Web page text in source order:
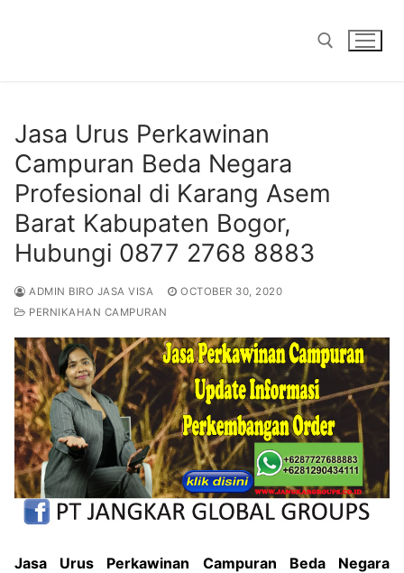
Jasa Urus Perkawinan
Campuran Beda Negara
Profesional di Karang Asem
Barat Kabupaten Bogor,
Hubungi 0877 2768 8883
ADMIN BIRO JASA VISA
OCTOBER 30, 2020
PERNIKAHAN CAMPURAN
Jasa Urus Perkawinan Campuran Beda Negara